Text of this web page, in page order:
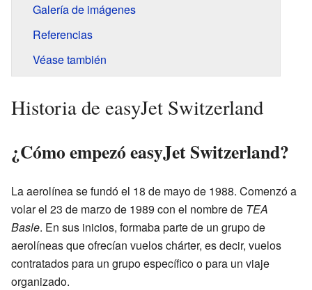
Galería de imágenes
Referencias
Véase también
Historia de easyJet Switzerland
¿Cómo empezó easyJet Switzerland?
La aerolínea se fundó el 18 de mayo de 1988. Comenzó a
volar el 23 de marzo de 1989 con el nombre de TEA
Basle. En sus inicios, formaba parte de un grupo de
aerolíneas que ofrecían vuelos chárter, es decir, vuelos
contratados para un grupo específico o para un viaje
organizado.